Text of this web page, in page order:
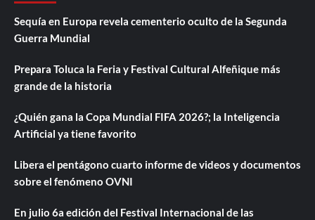
Sequía en Europa revela cementerio oculto de la Segunda
Guerra Mundial
Prepara Toluca la Feria y Festival Cultural Alfeñique más
grande de la historia
¿Quién gana la Copa Mundial FIFA 2026?; la Inteligencia
Artificial ya tiene favorito
Libera el pentágono cuarto informe de videos y documentos
sobre el fenómeno OVNI
En julio 6a edición del Festival Internacional de las